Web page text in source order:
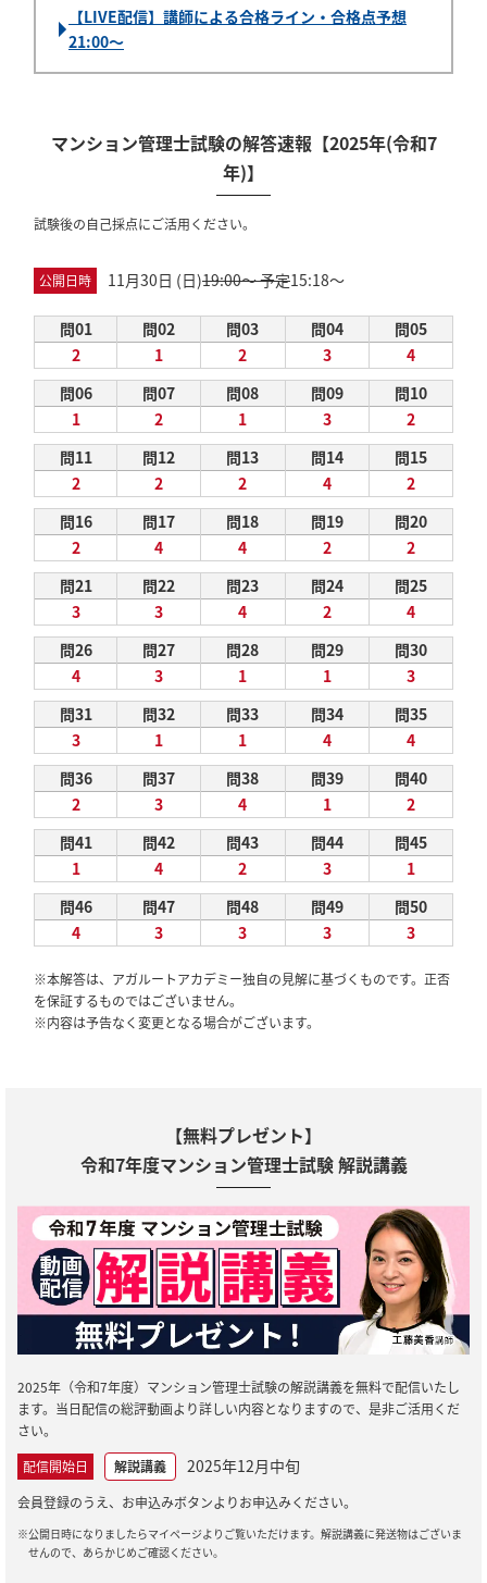
【LIVE配信】講師による合格ライン・合格点予想
21:00～
マンション管理士試験の解答速報【2025年(令和7
年)】
試験後の自己採点にご活用ください。
公開日時 11月30日 (日)19:00～ 予定15:18～
問01
2
問02
1
問03
2
問04
3
問05
4
問06
1
問07
2
問08
1
問09
3
問10
2
問11
2
問12
2
問13
2
問14
4
問15
2
問16
2
問17
4
問18
4
問19
2
問20
2
問21
3
問22
3
問23
4
問24
2
問25
4
問26
4
問27
3
問28
1
問29
1
問30
3
問31
3
問32
1
問33
1
問34
4
問35
4
問36
2
問37
3
問38
4
問39
1
問40
2
問41
1
問42
4
問43
2
問44
3
問45
1
問46
4
問47
3
問48
3
問49
3
問50
3
※本解答は、アガルートアカデミー独自の見解に基づくものです。正否
を保証するものではございません。
※内容は予告なく変更となる場合がございます。
【無料プレゼント】
令和7年度マンション管理士試験 解説講義
2025年（令和7年度）マンション管理士試験の解説講義を無料で配信いたし
ます。当日配信の総評動画より詳しい内容となりますので、是非ご活用くだ
さい。
配信開始日
解説講義 2025年12月中旬
会員登録のうえ、お申込みボタンよりお申込みください。
※公開日時になりましたらマイページよりご覧いただけます。解説講義に発送物はございま
せんので、あらかじめご確認ください。